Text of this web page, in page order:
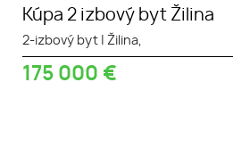
Kúpa 2 izbový byt Žilina
2-izbový byt Žilina,
175 000 €